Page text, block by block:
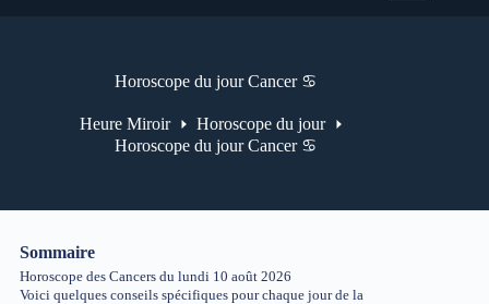
Horoscope du jour Cancer ♋
Heure Miroir
Horoscope du jour
Horoscope du jour Cancer ♋
Sommaire
Horoscope des Cancers du lundi 10 août 2026
Voici quelques conseils spécifiques pour chaque jour de la